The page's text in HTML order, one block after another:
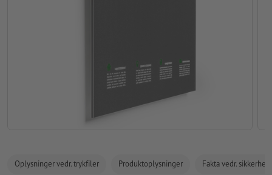
Oplysninger vedr. trykfiler Produktoplysninger Fakta vedr.